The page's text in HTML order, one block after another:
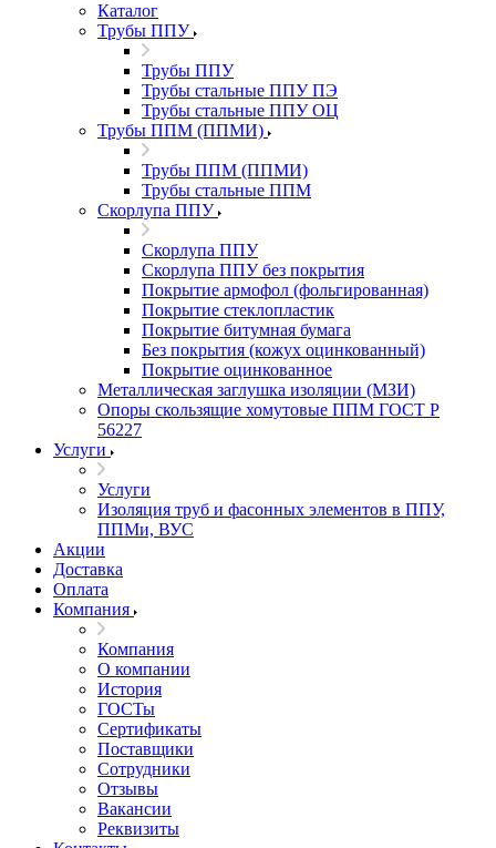
Каталог
Трубы ППУ
Трубы ППУ
Трубы стальные ППУ ПЭ
Трубы стальные ППУ ОЦ
Трубы ППМ (ППМИ)
Трубы ППМ (ППМИ)
Трубы стальные ППМ
Скорлупа ППУ
Скорлупа ППУ
Скорлупа ППУ без покрытия
Покрытие армофол (фольгированная)
Покрытие стеклопластик
Покрытие битумная бумага
Без покрытия (кожух оцинкованный)
Покрытие оцинкованное
Металлическая заглушка изоляции (МЗИ)
Опоры скользящие хомутовые ППМ ГОСТ Р
56227
Услуги
Услуги
Изоляция труб и фасонных элементов в ППУ,
ППМи, ВУС
Акции
Доставка
Оплата
Компания
Компания
О компании
История
ГОСТы
Сертификаты
Поставщики
Сотрудники
Отзывы
Вакансии
Реквизиты